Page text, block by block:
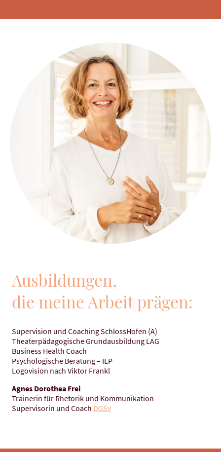
Ausbildungen,
die meine Arbeit prägen:
Supervision und Coaching SchlossHofen (A)
Theaterpädagogische Grundausbildung LAG
Business Health Coach
Psychologische Beratung – ILP
Logovision nach Viktor Frankl
Agnes Dorothea Frei
Trainerin für Rhetorik und Kommunikation
Supervisorin und Coach DGSv